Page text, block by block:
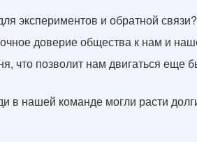
экспериментов и обратной связи?
доверие общества к нам и
что позволит нам двигаться еще
в нашей команде могли расти